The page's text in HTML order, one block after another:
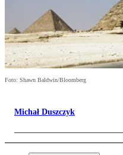
Foto: Shawn Baldwin/Bloomberg
Michał Duszczyk